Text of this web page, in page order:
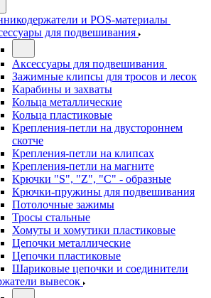
и POS-материалы
для подвешивания
Аксессуары для подвешивания
Зажимные клипсы для тросов и лесок
Карабины и захваты
Кольца металлические
Кольца пластиковые
Крепления-петли на двустороннем
скотче
Крепления-петли на клипсах
Крепления-петли на магните
Крючки "S", "Z", "C" - образные
Крючки-пружины для подвешивания
Потолочные зажимы
Тросы стальные
Хомуты и хомутики пластиковые
Цепочки металлические
Цепочки пластиковые
Шариковые цепочки и соединители
вывесок